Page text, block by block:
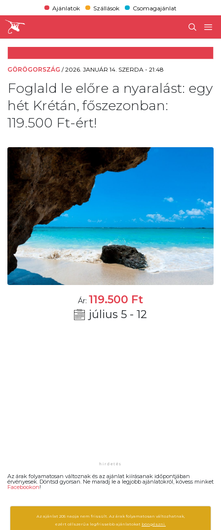
Ajánlatok Szállások Csomagajánlat
GÖRÖGORSZÁG /2026. JANUÁR 14. SZERDA - 21:48
Foglald le előre a nyaralást: egy
hét Krétán, főszezonban:
119.500 Ft-ért!
Ár: 119.500 Ft
július 5 - 12
Az árak folyamatosan változnak és az ajánlat kiírásanak időpontjában
érvényesek. Döntsd gyorsan. Ne maradj le a legjobb ajánlatokról, kövess minket
Facebookon!
Az ajánlat 205 napja nem frissült. Az árak folyamatosan változhatnak,
ezért célszerű a legfrissebb ajánlatokat böngészni.